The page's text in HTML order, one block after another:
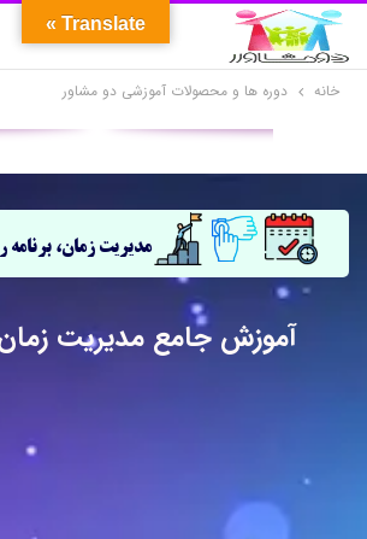
خانه دوره ها و محصولات آموزشی دو مشاور
مدیریت زمان،
آموزش جامع مدیریت
Translate »